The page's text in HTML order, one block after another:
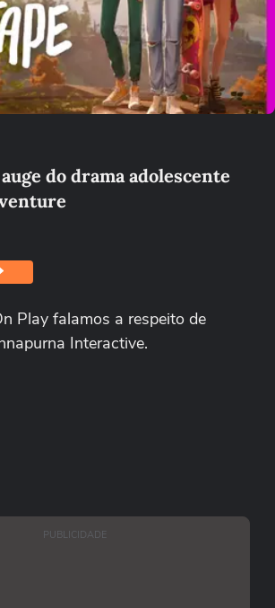
foi possível reproduzir o vídeo
Tentar novamente
do drama adolescente
Play falamos a respeito de
Interactive.
PUBLICIDADE